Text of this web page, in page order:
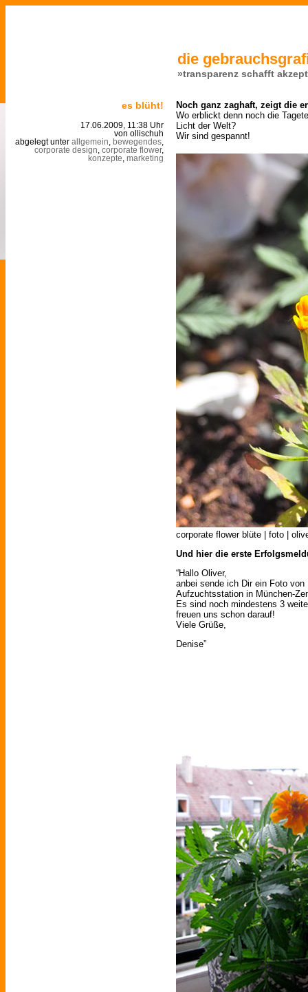
die
»transparenz schafft
es blüht!
17.06.2009, 11:38 Uhr
von ollischuh
abgelegt unter allgemein bewegendes
corporate design corporate flower,
konzepte marketing
Noch ganz zaghaft, zeigt die
Wo erblickt denn noch die
Licht der Welt?
Wir sind gespannt!
corporate flower blüte | foto |
Und hier die erste
“Hallo Oliver,
anbei sende ich Dir ein Foto von
Aufzuchtsstation in München-
Es sind noch mindestens 3
freuen uns schon darauf!
Viele Grüße,
Denise”